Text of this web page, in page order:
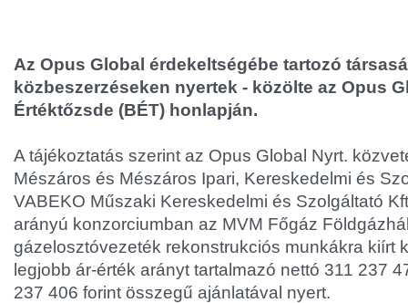
Az Opus Global érdekeltségébe tartozó
közbeszerzéseken nyertek - közölte az Opus
Értéktőzsde (BÉT) honlapján.
A tájékoztatás szerint az Opus Global Nyrt.
Mészáros és Mészáros Ipari, Kereskedelmi és
VABEKO Műszaki Kereskedelmi és Szolgáltató
arányú konzorciumban az MVM Főgáz
gázelosztóvezeték rekonstrukciós munkákra kiírt
legjobb ár-érték arányt tartalmazó nettó 311 237
237 406 forint összegű ajánlatával nyert.